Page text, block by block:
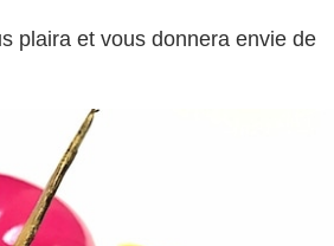
plaira et vous donnera envie de